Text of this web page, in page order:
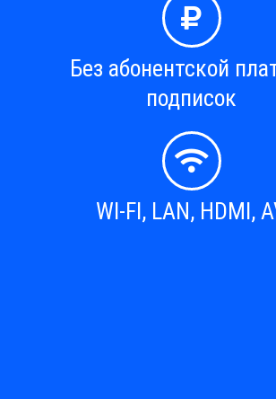
Без абонентской
подписок
WI-FI, LAN, HDMI,